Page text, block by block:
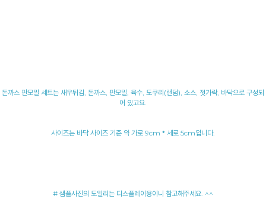
돈까스 판모밀 세트는 새우튀김, 돈까스, 판모밀, 육수, 도쿠리(랜덤), 소스, 젓가락, 바닥으로 구성되
어 있고요.
사이즈는 바닥 사이즈 기준 약 가로 9cm * 세로 5cm입니다.
# 샘플사진의 도일리는 디스플레이용이니 참고해주세요. ^^